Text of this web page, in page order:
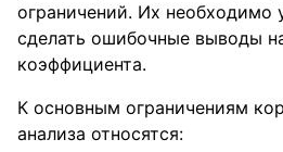
ограничений. Их необходимо
сделать ошибочные выводы
коэффициента.
К основным ограничениям
анализа относятся: